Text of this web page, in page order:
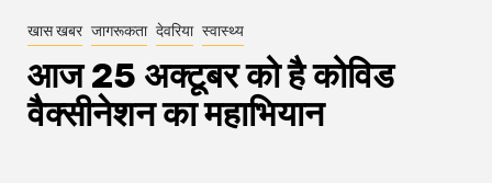
खास खबर जागरूकता देवरिया स्वास्थ्य
आज 25 अक्टूबर को है कोविड
वैक्सीनेशन का महाभियान